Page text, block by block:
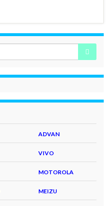
ADVAN
VIVO
MOTOROLA
MEIZU